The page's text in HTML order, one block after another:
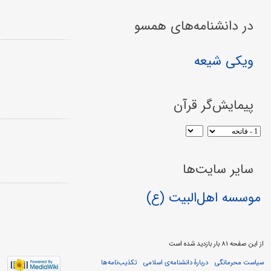
در دانشنامه‌های همسو
ویکی شیعه
پیمایش‌گر قرآن
سایر سایت‌ها
موسسه اهل‌البیت (ع)
از این صفحه ۸۱ بار بازدید شده است
سیاست محرمانگی
دربارهٔ دانشنامه‌ی اسلامی تکذیب‌نامه‌ها